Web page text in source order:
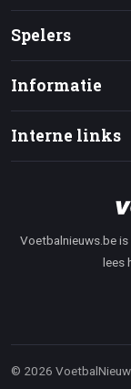
Spelers
Informatie
Interne links
Voetbalnieuws.be
lees
© 2026